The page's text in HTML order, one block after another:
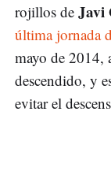
rojillos de Javi
última jornada
mayo de 2014,
descendido, y
evitar el